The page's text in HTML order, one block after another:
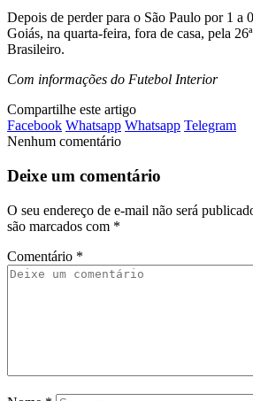
Depois de perder para o São Paulo por 1 a
Goiás, na quarta-feira, fora de casa, pela
Brasileiro.
Com informações do Futebol Interior
Compartilhe este artigo
Facebook Whatsapp Whatsapp Telegram
Nenhum comentário
Deixe um comentário
O seu endereço de e-mail não será
são marcados com *
Comentário *